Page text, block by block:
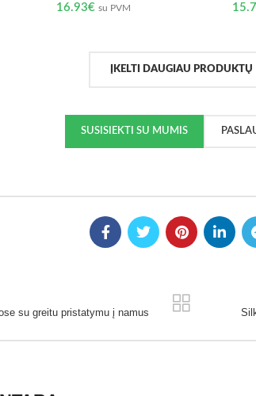
16.93€ su PVM
ĮKELTI DAUGIAU PRODUKTŲ
SUSISIEKTI SU MUMIS
su greitu pristatymu į namus